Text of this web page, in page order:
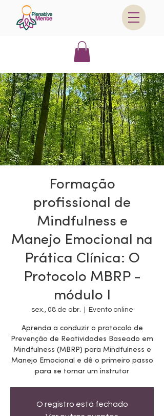
Formação
profissional de
Mindfulness e
Manejo Emocional na
Prática Clínica: O
Protocolo MBRP -
módulo I
sex., 08 de abr. Evento online
Aprenda a conduzir o protocolo de
Prevenção de Reatividades Baseado em
Mindfulness (MBRP) para Mindfulness e
Manejo Emocional e dê o primeiro passo
para se tornar um instrutor
O registro está fechado